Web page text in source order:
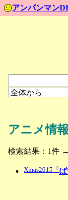
アンパンマン
アニメ情報
検索結果：1件 →
Xmas2015『